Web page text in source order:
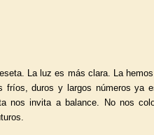
La luz es más clara. La
fríos, duros y largos números ya
nos invita a balance. No nos